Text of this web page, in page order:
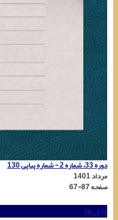
دوره 33، شماره 2 - شماره پیاپی 130
مرداد 1401
صفحه67-87
فایل ها